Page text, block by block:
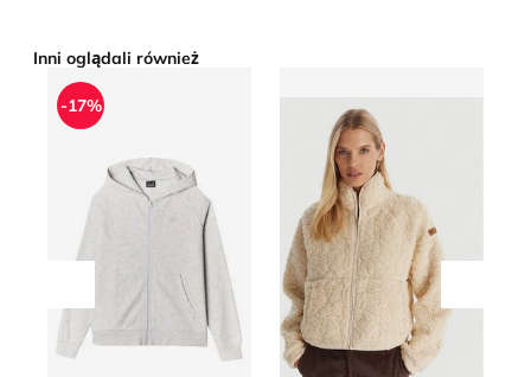
Inni oglądali również
Przesuń w lewo
Bluza damska jesienna 4F
-17%